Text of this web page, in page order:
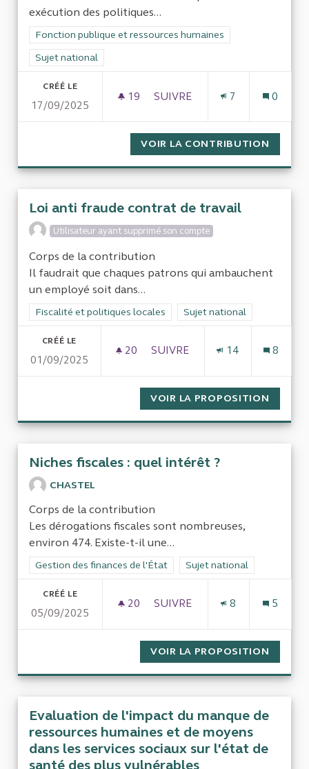
exécution des politiques...
Filtrer les résultats de la catégorie : Fonction publique et
Fonction publique et ressources humaines
Filtrer les résultats pour le secteur : Sujet national
Sujet national
CRÉÉ LE
17/09/2025
19 19 ABONNÉS
SUIVRE
7 0
VOIR LA CONTRIBUTION
Loi anti fraude contrat de travail
Utilisateur ayant supprimé son compte
Corps de la contribution
Il faudrait que chaques patrons qui ambauchent
un employé soit dans...
Filtrer les résultats de la catégorie : Fiscalité et politiques
Fiscalité et politiques locales Filtrer les résultats pour le
Sujet national
CRÉÉ LE
01/09/2025
20 20 ABONNÉS
SUIVRE
14 8
VOIR LA PROPOSITION
Niches fiscales : quel intérêt ?
CHASTEL
Corps de la contribution
Les dérogations fiscales sont nombreuses,
environ 474. Existe-t-il une...
Filtrer les résultats de la catégorie : Gestion des finances de
Gestion des finances de l'État Filtrer les résultats pour le
Sujet national
CRÉÉ LE
05/09/2025
20 20 ABONNÉS
SUIVRE
8 5
VOIR LA PROPOSITION
Evaluation de l'impact du manque de
ressources humaines et de moyens
dans les services sociaux sur l'état de
santé des plus vulnérables